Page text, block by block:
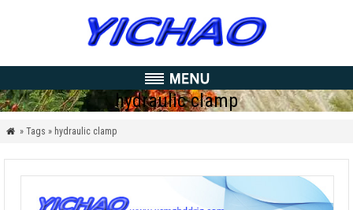
hydraulic clamp
 » Tags » hydraulic clamp